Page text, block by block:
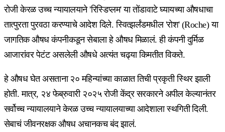
रोजी केरळ उच्च न्यायालयाने 'रिस्डिप्लम' या तोंडावाटे घ्यायच्या औषधाचा
तात्पुरता पुरवठा करण्याचे आदेश दिले. स्वित्झर्लंडमधील 'रोश' (Roche) या
जागतिक औषध कंपनीकडून सेबाला हे औषध मिळालं. ही कंपनी दुर्मिळ
आजारांवर पेटंट असलेली औषधे अत्यंत चढ्या किमतीत विकते.
हे औषध घेत असताना २० महिन्यांच्या काळात तिची प्रकृती स्थिर झाली
होती. मात्र, २४ फेब्रुवारी २०२५ रोजी केंद्र सरकारने अपील केल्यानंतर
सर्वोच्च न्यायालयाने केरळ उच्च न्यायालयाच्या आदेशाला स्थगिती दिली.
सेबाचं जीवनरक्षक औषध अचानकच बंद झालं.